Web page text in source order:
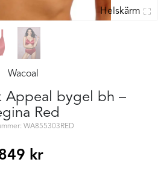
Helskärm
Wacoal
Appeal bygel bh –
Red
WA855303RED
kr